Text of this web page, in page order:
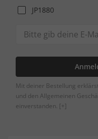
JP1880
Mit deiner Bestellung
und den Allgemeinen
einverstanden. [+]